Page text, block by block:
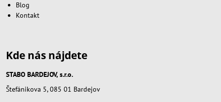
Blog
Kontakt
Kde nás nájdete
STABO BARDEJOV, s.r.o.
Štefánikova 5, 085 01 Bardejov